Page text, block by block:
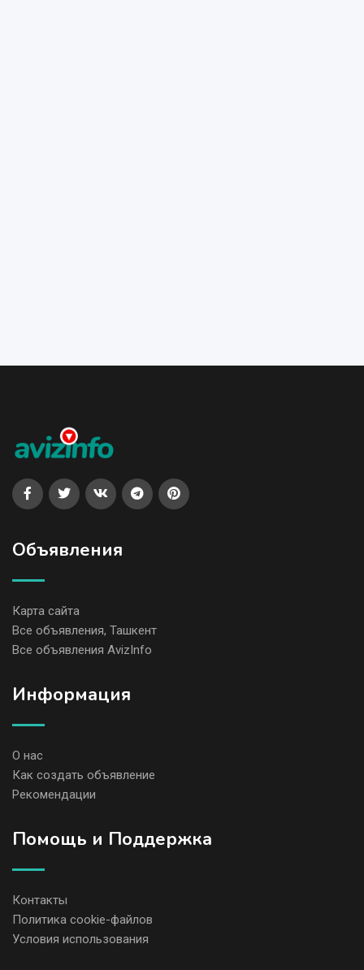
Объявления
Карта сайта
Все объявления, Ташкент
Все объявления AvizInfo
Информация
О нас
Как создать объявление
Рекомендации
Помощь и Поддержка
Контакты
Политика cookie-файлов
Условия использования